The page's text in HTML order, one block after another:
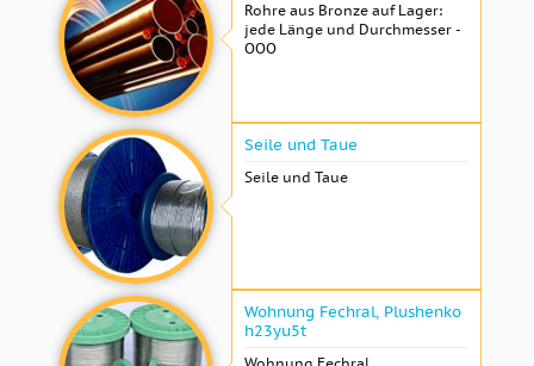
Rohre aus Bronze auf Lager:
jede Länge und Durchmesser -
OOO
Seile und Taue
Seile und Taue
Wohnung Fechral, ​​Plushenko
h23yu5t